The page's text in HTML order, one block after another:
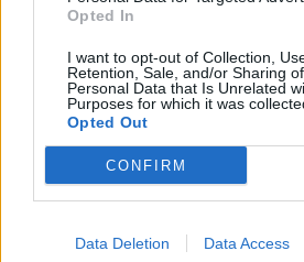
Opted In
I want to opt-out of Collection,
Retention, Sale, and/or Sharing
Personal Data that Is Unrelated
Purposes for which it was
Opted Out
CONFIRM
Data Deletion Data Access
faire vivre 10 ans de plus